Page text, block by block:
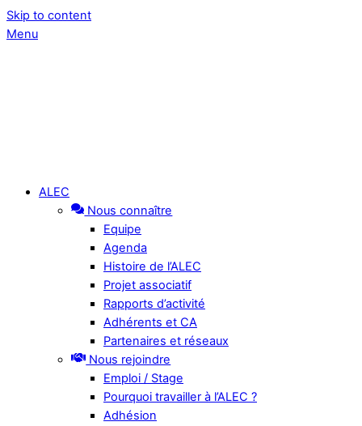
Skip to content
Menu
ALEC
Nous connaître
Equipe
Agenda
Histoire de l’ALEC
Projet associatif
Rapports d’activité
Adhérents et CA
Partenaires et réseaux
Nous rejoindre
Emploi / Stage
Pourquoi travailler à l’ALEC ?
Adhésion